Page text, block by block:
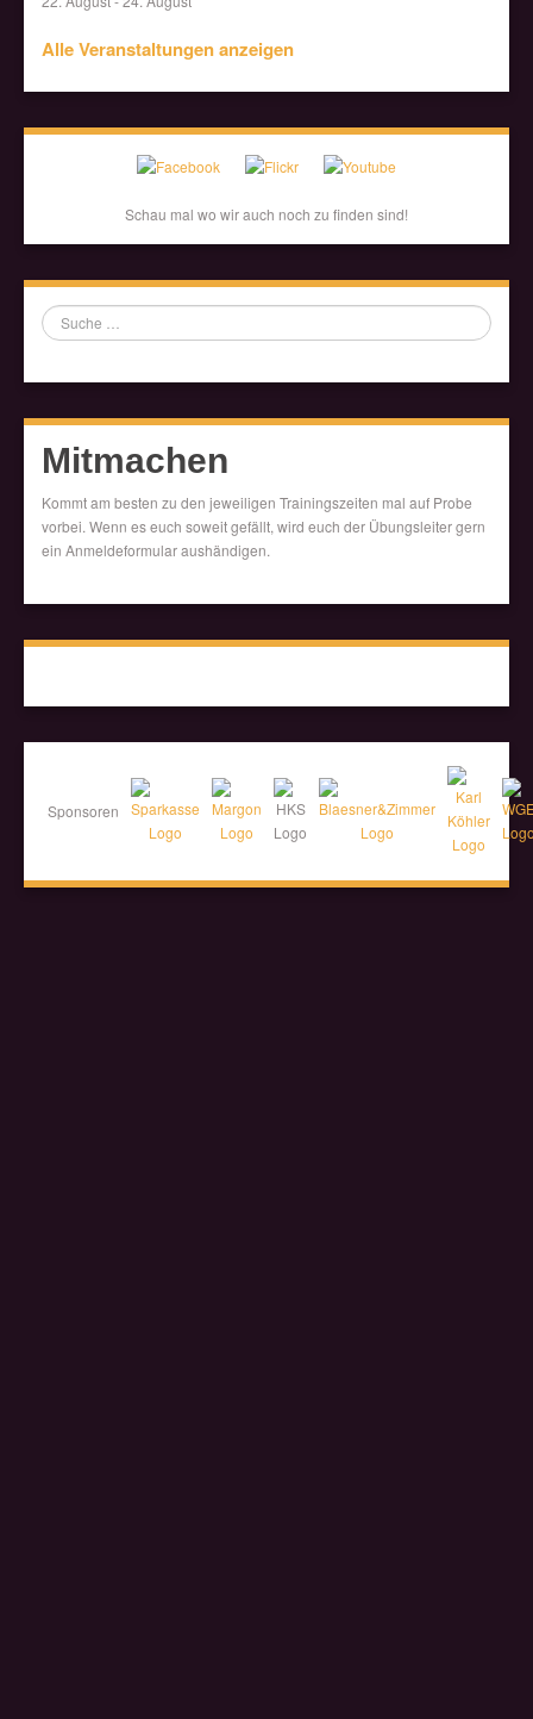
Alle Veranstaltungen anzeigen
Schau mal wo wir auch noch zu finden sind!
Suche
Mitmachen
Kommt am besten zu den jeweiligen Trainingszeiten mal auf Probe
vorbei. Wenn es euch soweit gefällt, wird euch der Übungsleiter gern
ein Anmeldeformular aushändigen.
Sponsoren